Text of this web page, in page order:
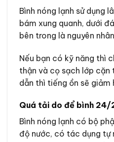
Bình nóng lạnh sử dụng
bám xung quanh, dưới
bên trong là nguyên
Nếu bạn có kỹ năng thì
thận và cọ sạch lớp cặn
dẫn thì tiếng ồn sẽ giảm
Quá tải do để bình 24/
Bình nóng lạnh có bộ
độ nước, có tác dụng tự